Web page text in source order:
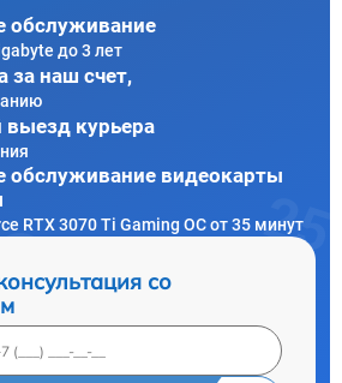
обслуживание
до 3 лет
за наш счет,
выезд курьера
обслуживание видеокарты
RTX 3070 Ti Gaming OC от 35 минут
со